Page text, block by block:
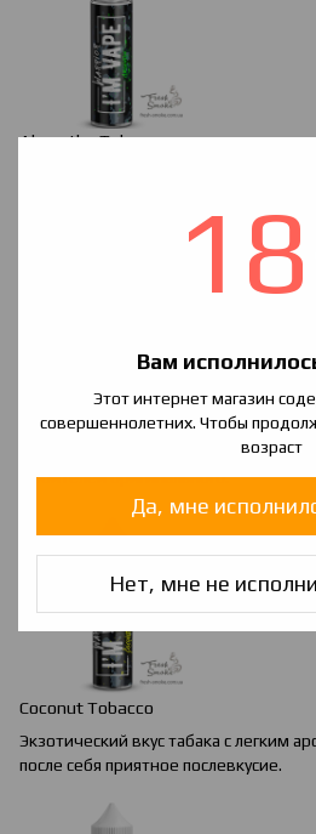
Вам
Этот интернет магазин
совершеннолетних. Чтобы
возраст
Да, мне
Нет, мне не
AbsentheTobacco
Chocolate&OrangeTobacco
Мягкий аромат табака с
любителей оригинального.
Coconut Tobacco
Экзотический вкус табака с легким
после себя приятное послевкусие.